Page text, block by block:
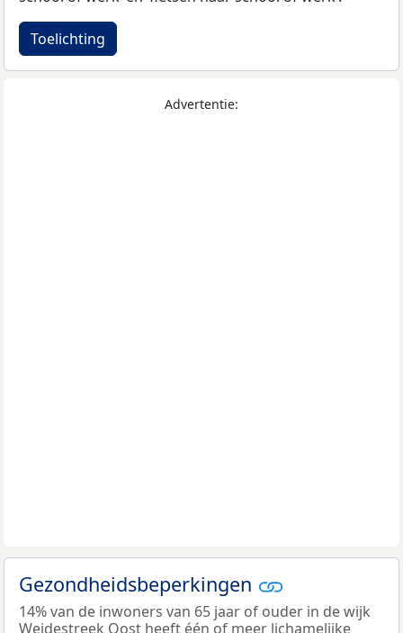
Toelichting
Advertentie:
Gezondheidsbeperkingen
14% van de inwoners van 65 jaar of ouder in de wijk
Weidestreek Oost heeft één of meer lichamelijke